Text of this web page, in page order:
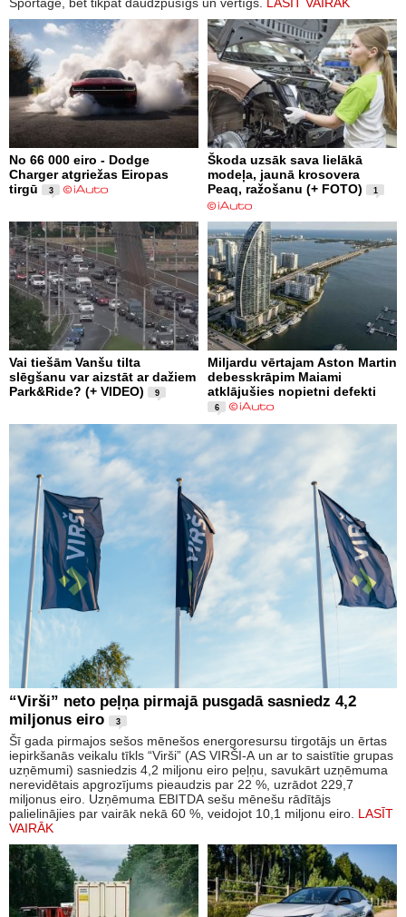
No 66 000 eiro - Dodge
Charger atgriežas Eiropas
tirgū
3
Škoda uzsāk sava lielākā
modeļa, jaunā krosovera
Peaq, ražošanu (+ FOTO)
1
Vai tiešām Vanšu tilta
slēgšanu var aizstāt ar dažiem
Park&Ride? (+ VIDEO)
9
Miljardu vērtajam Aston Martin
debesskrāpim Maiami
atklājušies nopietni defekti
6
“Virši” neto peļņa pirmajā pusgadā sasniedz 4,2
miljonus eiro
3
Šī gada pirmajos sešos mēnešos energoresursu tirgotājs un ērtas
iepirkšanās veikalu tīkls “Virši” (AS VIRŠI-A un ar to saistītie grupas
uzņēmumi) sasniedzis 4,2 miljonu eiro peļņu, savukārt uzņēmuma
nerevidētais apgrozījums pieaudzis par 22 %, uzrādot 229,7
miljonus eiro. Uzņēmuma EBITDA sešu mēnešu rādītājs
palielinājies par vairāk nekā 60 %, veidojot 10,1 miljonu eiro. LASĪT
VAIRĀK